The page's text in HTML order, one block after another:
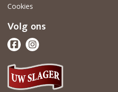
Cookies
Volg ons